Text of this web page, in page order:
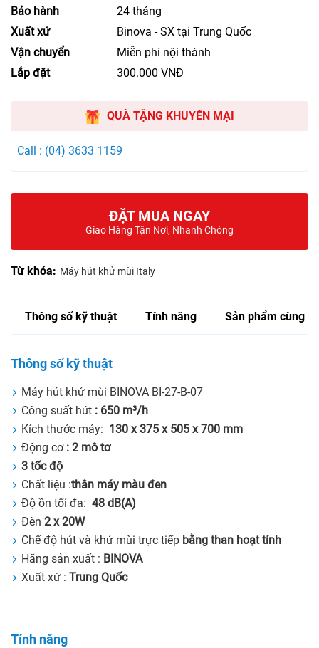
Bảo hành
24 tháng
Xuất xứ
Binova - SX tại Trung Quốc
Vận chuyển
Miễn phí nội thành
Lắp đặt
300.000 VNĐ
QUÀ TẶNG KHUYẾN MẠI
Call : (04) 3633 1159
ĐẶT MUA NGAY
Giao Hàng Tận Nơi, Nhanh Chóng
Từ khóa: Máy hút khử mùi Italy
Thông số kỹ thuật Tính năng Sản phẩm cùng
Thông số kỹ thuật
Máy hút khử mùi BINOVA BI-27-B-07
Công suất hút : 650 m³/h
Kích thước máy: 130 x 375 x 505 x 700 mm
Động cơ: 2 mô tơ
3 tốc độ
Chất liệu :thân máy màu đen
Độ ồn tối đa: 48 dB(A)
Đèn 2 x 20W
Chế độ hút và khử mùi trực tiếp bằng than hoạt tính
Hãng sản xuất : BINOVA
Xuất xứ : Trung Quốc
Tính năng